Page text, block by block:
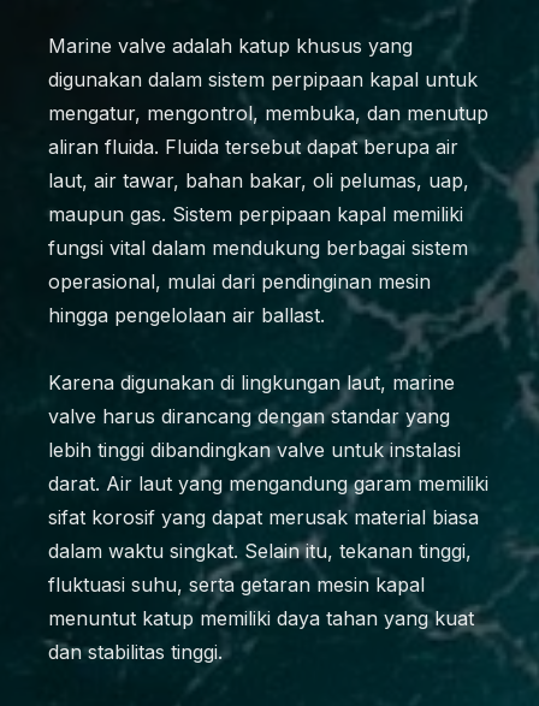
Marine valve adalah katup khusus yang
digunakan dalam sistem perpipaan kapal untuk
mengatur, mengontrol, membuka, dan menutup
aliran fluida. Fluida tersebut dapat berupa air
laut, air tawar, bahan bakar, oli pelumas, uap,
maupun gas. Sistem perpipaan kapal memiliki
fungsi vital dalam mendukung berbagai sistem
operasional, mulai dari pendinginan mesin
hingga pengelolaan air ballast.
Karena digunakan di lingkungan laut, marine
valve harus dirancang dengan standar yang
lebih tinggi dibandingkan valve untuk instalasi
darat. Air laut yang mengandung garam memiliki
sifat korosif yang dapat merusak material biasa
dalam waktu singkat. Selain itu, tekanan tinggi,
fluktuasi suhu, serta getaran mesin kapal
menuntut katup memiliki daya tahan yang kuat
dan stabilitas tinggi.